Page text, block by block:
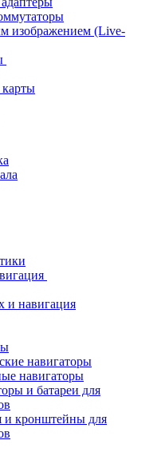
изображением (Live-
и навигация
навигаторы
навигаторы
и батареи для
и кронштейны для